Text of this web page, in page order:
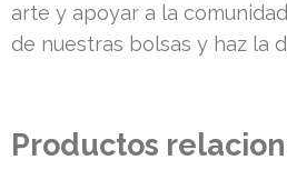
arte y apoyar a la
de nuestras bolsas y haz la
Productos